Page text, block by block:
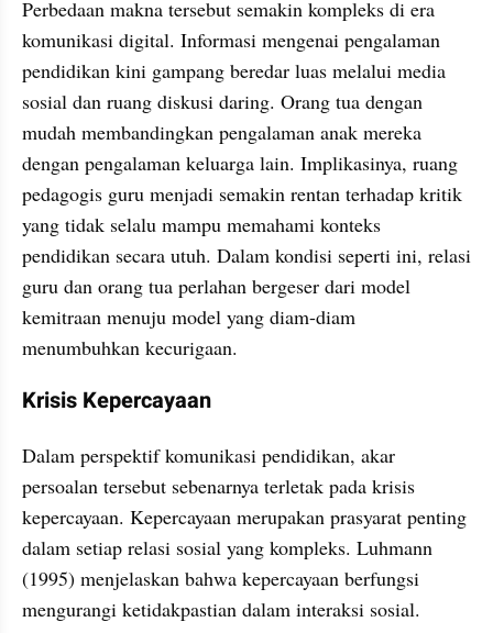
Perbedaan makna tersebut semakin kompleks di era
komunikasi digital. Informasi mengenai pengalaman
pendidikan kini gampang beredar luas melalui media
sosial dan ruang diskusi daring. Orang tua dengan
mudah membandingkan pengalaman anak mereka
dengan pengalaman keluarga lain. Implikasinya, ruang
pedagogis guru menjadi semakin rentan terhadap kritik
yang tidak selalu mampu memahami konteks
pendidikan secara utuh. Dalam kondisi seperti ini, relasi
guru dan orang tua perlahan bergeser dari model
kemitraan menuju model yang diam-diam
menumbuhkan kecurigaan.
Krisis Kepercayaan
Dalam perspektif komunikasi pendidikan, akar
persoalan tersebut sebenarnya terletak pada krisis
kepercayaan. Kepercayaan merupakan prasyarat penting
dalam setiap relasi sosial yang kompleks. Luhmann
(1995) menjelaskan bahwa kepercayaan berfungsi
mengurangi ketidakpastian dalam interaksi sosial.